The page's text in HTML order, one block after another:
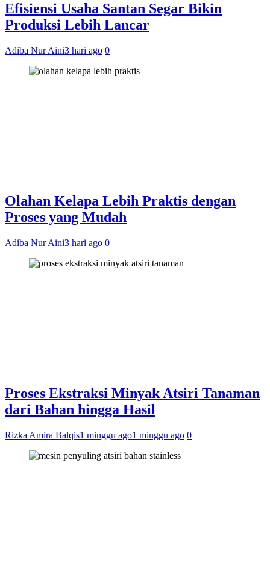
Efisiensi Usaha Santan Segar Bikin
Produksi Lebih Lancar
Adiba Nur Aini3 hari ago 0
Olahan Kelapa Lebih Praktis dengan
Proses yang Mudah
Adiba Nur Aini3 hari ago 0
Proses Ekstraksi Minyak Atsiri Tanaman
dari Bahan hingga Hasil
Rizka Amira Balqis1 minggu ago1 minggu ago 0